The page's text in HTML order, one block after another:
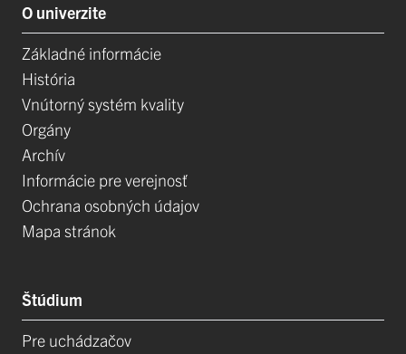
O univerzite
Základné informácie
História
Vnútorný systém kvality
Orgány
Archív
Informácie pre verejnosť
Ochrana osobných údajov
Mapa stránok
Štúdium
Pre uchádzačov